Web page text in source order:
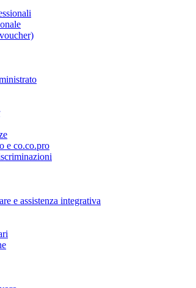
e co.co.pro
e assistenza integrativa